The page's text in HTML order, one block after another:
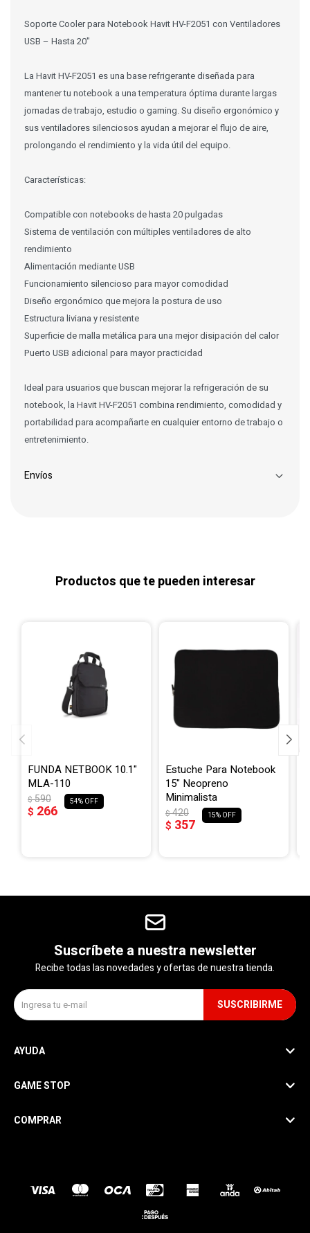
Soporte Cooler para Notebook Havit HV-F2051 con Ventiladores
USB – Hasta 20"
La Havit HV-F2051 es una base refrigerante diseñada para
mantener tu notebook a una temperatura óptima durante largas
jornadas de trabajo, estudio o gaming. Su diseño ergonómico y
sus ventiladores silenciosos ayudan a mejorar el flujo de aire,
prolongando el rendimiento y la vida útil del equipo.
Características:
Compatible con notebooks de hasta 20 pulgadas
Sistema de ventilación con múltiples ventiladores de alto
rendimiento
Alimentación mediante USB
Funcionamiento silencioso para mayor comodidad
Diseño ergonómico que mejora la postura de uso
Estructura liviana y resistente
Superficie de malla metálica para una mejor disipación del calor
Puerto USB adicional para mayor practicidad
Ideal para usuarios que buscan mejorar la refrigeración de su
notebook, la Havit HV-F2051 combina rendimiento, comodidad y
portabilidad para acompañarte en cualquier entorno de trabajo o
entretenimiento.
Envíos
Productos que te pueden interesar
FUNDA NETBOOK 10.1"
MLA-110
$ 266
$590 54
Estuche Para Notebook
15" Neopreno
Minimalista
$ 357
$420 15
Suscríbete a nuestra newsletter
Recibe todas las novedades y ofertas de nuestra tienda.
SUSCRIBIRME
AYUDA
GAME STOP
COMPRAR